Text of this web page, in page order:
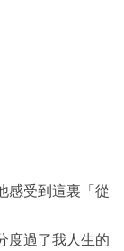
感受到這裏「從
度過了我人生的